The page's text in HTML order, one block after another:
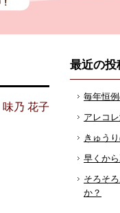
味乃 花子
最近の投
毎年恒
アレコ
きゅう
早くか
そろそ
か？